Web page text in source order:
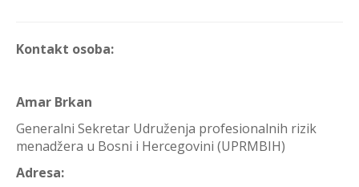
Kontakt osoba:
Amar Brkan
Generalni Sekretar Udruženja profesionalnih rizik
menadžera u Bosni i Hercegovini (UPRMBIH)
Adresa: